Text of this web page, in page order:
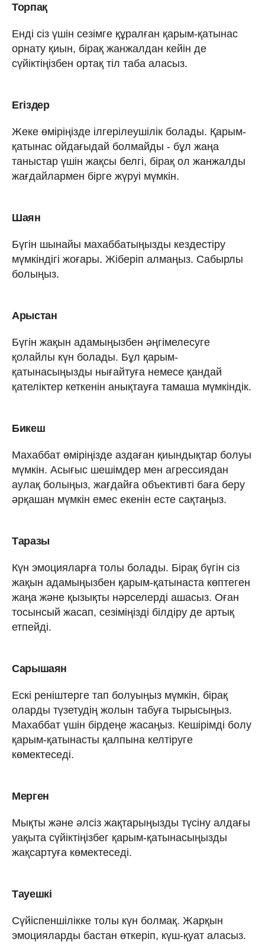
Торпақ
Енді сіз үшін сезімге құралған қарым-қатынас
орнату қиын, бірақ жанжалдан кейін де
сүйіктіңізбен ортақ тіл таба аласыз.
Егіздер
Жеке өміріңізде ілгерілеушілік болады. Қарым-
қатынас ойдағыдай болмайды - бұл жаңа
таныстар үшін жақсы белгі, бірақ ол жанжалды
жағдайлармен бірге жүруі мүмкін.
Шаян
Бүгін шынайы махаббатыңызды кездестіру
мүмкіндігі жоғары. Жіберіп алмаңыз. Сабырлы
болыңыз.
Арыстан
Бүгін жақын адамыңызбен әңгімелесуге
қолайлы күн болады. Бұл қарым-
қатынасыңызды нығайтуға немесе қандай
қателіктер кеткенін анықтауға тамаша мүмкіндік.
Бикеш
Махаббат өміріңізде аздаған қиындықтар болуы
мүмкін. Асығыс шешімдер мен агрессиядан
аулақ болыңыз, жағдайға объективті баға беру
әрқашан мүмкін емес екенін есте сақтаңыз.
Таразы
Күн эмоцияларға толы болады. Бірақ бүгін сіз
жақын адамыңызбен қарым-қатынаста көптеген
жаңа және қызықты нәрселерді ашасыз. Оған
тосынсый жасап, сезіміңізді білдіру де артық
етпейді.
Сарышаян
Ескі реніштерге тап болуыңыз мүмкін, бірақ
оларды түзетудің жолын табуға тырысыңыз.
Махаббат үшін бірдеңе жасаңыз. Кешірімді болу
қарым-қатынасты қалпына келтіруге
көмектеседі.
Мерген
Мықты және әлсіз жақтарыңызды түсіну алдағы
уақыта сүйіктіңізбег қарым-қатынасыңызды
жақсартуға көмектеседі.
Тауешкі
Сүйіспеншілікке толы күн болмақ. Жарқын
эмоцияларды бастан өткеріп, күш-қуат аласыз.